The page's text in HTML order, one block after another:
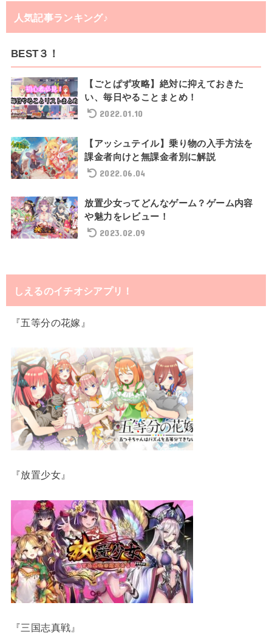
人気記事ランキング♪
BEST３！
【ごとぱず攻略】絶対に抑えておきた
い、毎日やることまとめ！
2022.01.10
【アッシュテイル】乗り物の入手方法を
課金者向けと無課金者別に解説
2022.06.04
放置少女ってどんなゲーム？ゲーム内容
や魅力をレビュー！
2023.02.09
しえるのイチオシアプリ！
『五等分の花嫁』
『放置少女』
『三国志真戦』